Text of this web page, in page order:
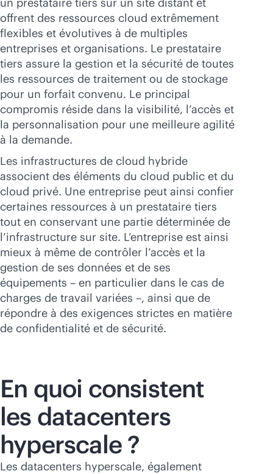
offrent des ressources cloud extrêmement
flexibles et évolutives à de multiples
entreprises et organisations. Le prestataire
tiers assure la gestion et la sécurité de toutes
les ressources de traitement ou de stockage
pour un forfait convenu. Le principal
compromis réside dans la visibilité, l’accès et
la personnalisation pour une meilleure agilité
à la demande.
Les infrastructures de cloud hybride
associent des éléments du cloud public et du
cloud privé. Une entreprise peut ainsi confier
certaines ressources à un prestataire tiers
tout en conservant une partie déterminée de
l’infrastructure sur site. L’entreprise est ainsi
mieux à même de contrôler l’accès et la
gestion de ses données et de ses
équipements – en particulier dans le cas de
charges de travail variées –, ainsi que de
répondre à des exigences strictes en matière
de confidentialité et de sécurité.
En quoi consistent
les datacenters
hyperscale ?
Les datacenters hyperscale, également